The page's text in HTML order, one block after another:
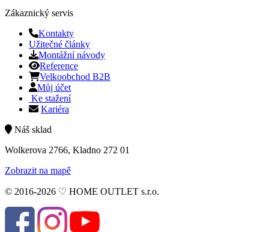
Zákaznický servis
Kontakty
Užitečné články
Montážní návody
Reference
Velkoobchod B2B
Můj účet
Ke stažení
Kariéra
Náš sklad
Wolkerova 2766, Kladno 272 01
Zobrazit na mapě
© 2016-2026 ♡ HOME OUTLET s.r.o.